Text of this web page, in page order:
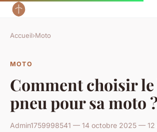
Accueil›Moto
MOTO
Comment choisir
pneu pour sa moto
Admin1759998541 — 14 octobre 2025 — 12